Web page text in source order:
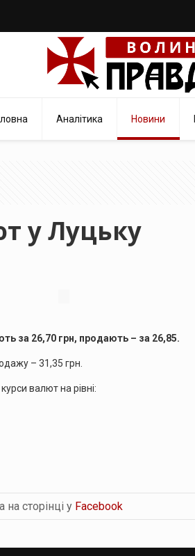
Аналітика Новини
у Луцьку
за 26,70 грн, продають – за 26,85.
– 31,35 грн.
валют на рівні:
на сторінці у Facebook